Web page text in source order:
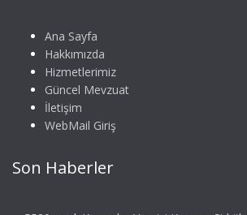
Ana Sayfa
Hakkımızda
Hizmetlerimiz
Güncel Mevzuat
İletişim
WebMail Giriş
Son Haberler